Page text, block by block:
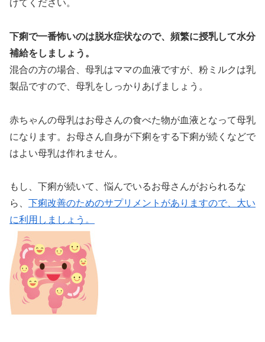
げてください。
下痢で一番怖いのは脱水症状なので、頻繁に授乳して水分
補給をしましょう。
混合の方の場合、母乳はママの血液ですが、粉ミルクは乳
製品ですので、母乳をしっかりあげましょう。
赤ちゃんの母乳はお母さんの食べた物が血液となって母乳
になります。お母さん自身が下痢をする下痢が続くなどで
はよい母乳は作れません。
もし、下痢が続いて、悩んでいるお母さんがおられるな
ら、 下痢改善のためのサプリメントがありますので、大い
に利用しましょう。